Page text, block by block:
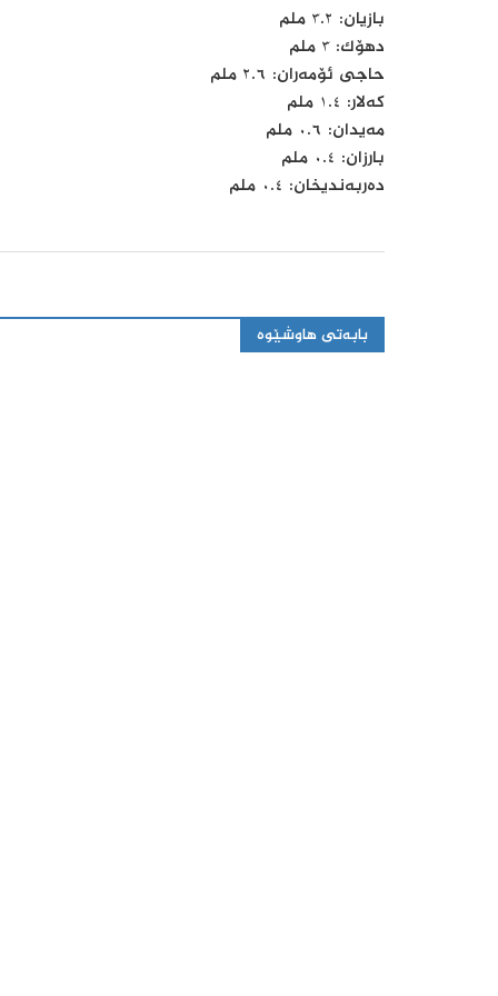
بازیان: ٣.٢ ملم
دهۆك: ٣ ملم
حاجی ئۆمەران: ٢.٦ ملم
كەلار: ١.٤ ملم
مەیدان: ٠.٦ ملم
بارزان: ٠.٤ ملم
دەربەندیخان: ٠.٤ ملم
بابەتی هاوشێوە